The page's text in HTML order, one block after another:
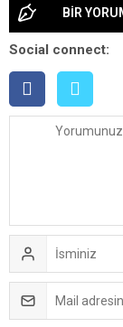
BİR
Social connect: